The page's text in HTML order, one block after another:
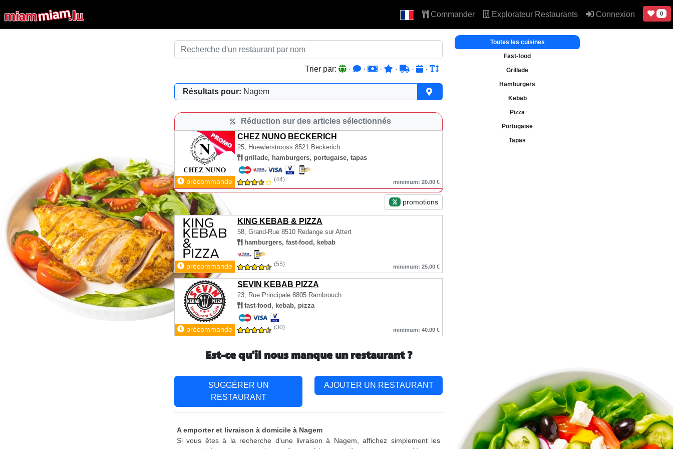
Commander Explorateur Restaurants Connexion 0
Trier par: · · · · · ·
Résultats pour: Nagem
Réduction sur des articles sélectionnés
CHEZ NUNO BECKERICH
25, Huewlerstrooss 8521 Beckerich
grillade, hamburgers, portugaise, tapas
précommande (44) minimum: 20.00 €
promotions
KING KEBAB & PIZZA
58, Grand-Rue 8510 Redange sur Attert
hamburgers, fast-food, kebab
précommande (55) minimum: 25.00 €
SEVIN KEBAB PIZZA
23, Rue Principale 8805 Rambrouch
fast-food, kebab, pizza
précommande (30) minimum: 40.00 €
Toutes les cuisines
Fast-food
Grillade
Hamburgers
Kebab
Pizza
Portugaise
Tapas
Est-ce qu'il nous manque un restaurant ?
SUGGÉRER UN
RESTAURANT
AJOUTER UN RESTAURANT
A emporter et livraison à domicile à Nagem
Si vous êtes à la recherche d'une livraison à Nagem, affichez simplement les